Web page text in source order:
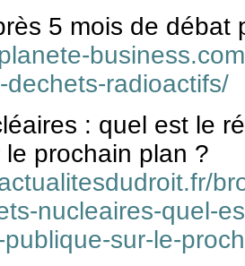
5 mois de débat
dechets-radioactifs/
: quel est le
prochain plan ?
nucleaires-quel-
sur-le-